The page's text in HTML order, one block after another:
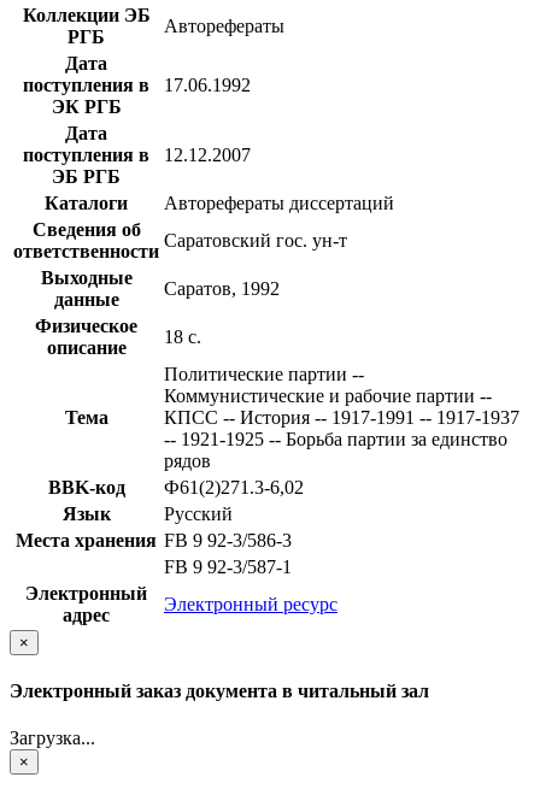
Коллекции ЭБ
РГБ
Авторефераты
Дата
поступления в
ЭК РГБ
17.06.1992
Дата
поступления в
ЭБ РГБ
12.12.2007
Каталоги
Авторефераты диссертаций
Сведения об
ответственности
Саратовский гос. ун-т
Выходные
данные
Саратов, 1992
Физическое
описание
18 с.
Тема
Политические партии --
Коммунистические и рабочие партии --
КПСС -- История -- 1917-1991 -- 1917-1937
-- 1921-1925 -- Борьба партии за единство
рядов
BBK-код
Ф61(2)271.3-6,02
Язык
Русский
Места хранения FB 9 92-3/586-3
FB 9 92-3/587-1
Электронный
адрес
Электронный ресурс
×
Электронный заказ документа в читальный зал
Загрузка...
×